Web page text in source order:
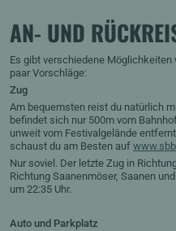
AN- UND
Es gibt verschiedene
paar Vorschläge:
Zug
Am bequemsten reist du natürlich
befindet sich nur 500m vom
unweit vom Festivalgelände
schaust du am Besten auf
Nur soviel. Der letzte Zug in
Richtung Saanenmöser, Saanen
um 22:35 Uhr.
Auto und Parkplatz